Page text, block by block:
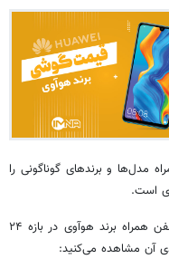
مدل‌ها و برندهای گوناگونی را
است.
همراه برند هوآوی
در بازه ۲۴
آن مشاهده می‌کنید: